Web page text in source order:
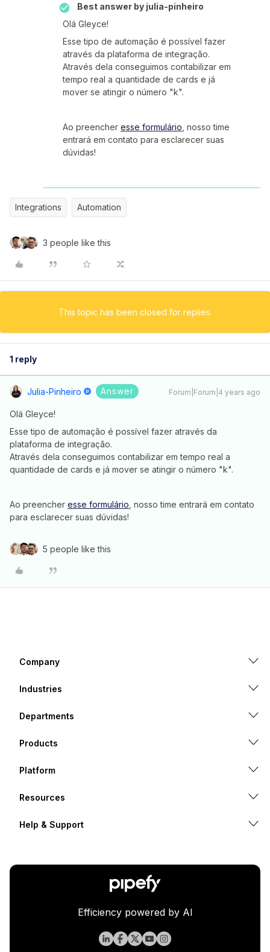
Best answer by julia-pinheiro
Olá Gleyce!
Esse tipo de automação é possível fazer
através da plataforma de integração.
Através dela conseguimos contabilizar em
tempo real a quantidade de cards e já
mover se atingir o número "k".
Ao preencher esse formulário , nosso time
entrará em contato para esclarecer suas
dúvidas!
Integrations Automation
3 people like this
This topic has been closed for replies.
1 reply
Julia-Pinheiro Answer Forum|Forum|4 years ago
Olá Gleyce!
Esse tipo de automação é possível fazer através da
plataforma de integração.
Através dela conseguimos contabilizar em tempo real a
quantidade de cards e já mover se atingir o número "k".
Ao preencher esse formulário , nosso time entrará em contato
para esclarecer suas dúvidas!
5 people like this
Company
Industries
Departments
Products
Platform
Resources
Help & Support
Efficiency powered by AI